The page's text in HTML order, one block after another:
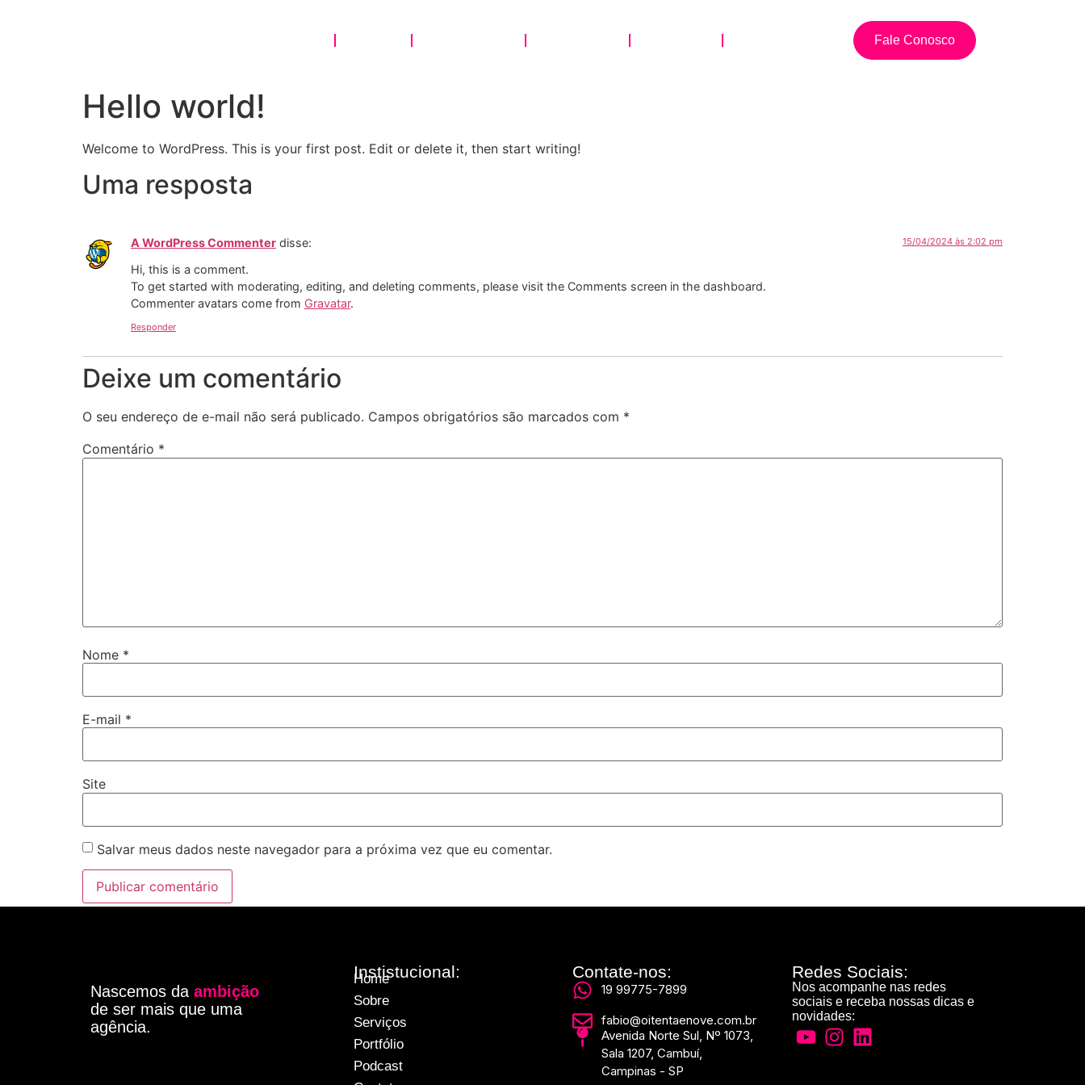
Fale Conosco
Hello world!
Welcome to WordPress. This is your first post. Edit or delete it, then start writing!
Uma resposta
A WordPress Commenter disse: 15/04/2024 às 2:02 pm
Hi, this is a comment.
To get started with moderating, editing, and deleting comments, please visit the Comments screen in the dashboard.
Commenter avatars come from Gravatar.
Responder
Deixe um comentário
O seu endereço de e-mail não será publicado. Campos obrigatórios são marcados com *
Comentário *
Nome *
E-mail *
Site
Salvar meus dados neste navegador para a próxima vez que eu comentar.
Nascemos da ambição
de ser mais que uma
agência.
Instistucional:
Home
Sobre
Serviços
Portfólio
Podcast
Contate-nos:
19 99775-7899
fabio@oitentaenove.com.br
Avenida Norte Sul, Nº 1073,
Sala 1207, Cambuí,
Campinas - SP
Redes Sociais:
Nos acompanhe nas redes
sociais e receba nossas dicas e
novidades: